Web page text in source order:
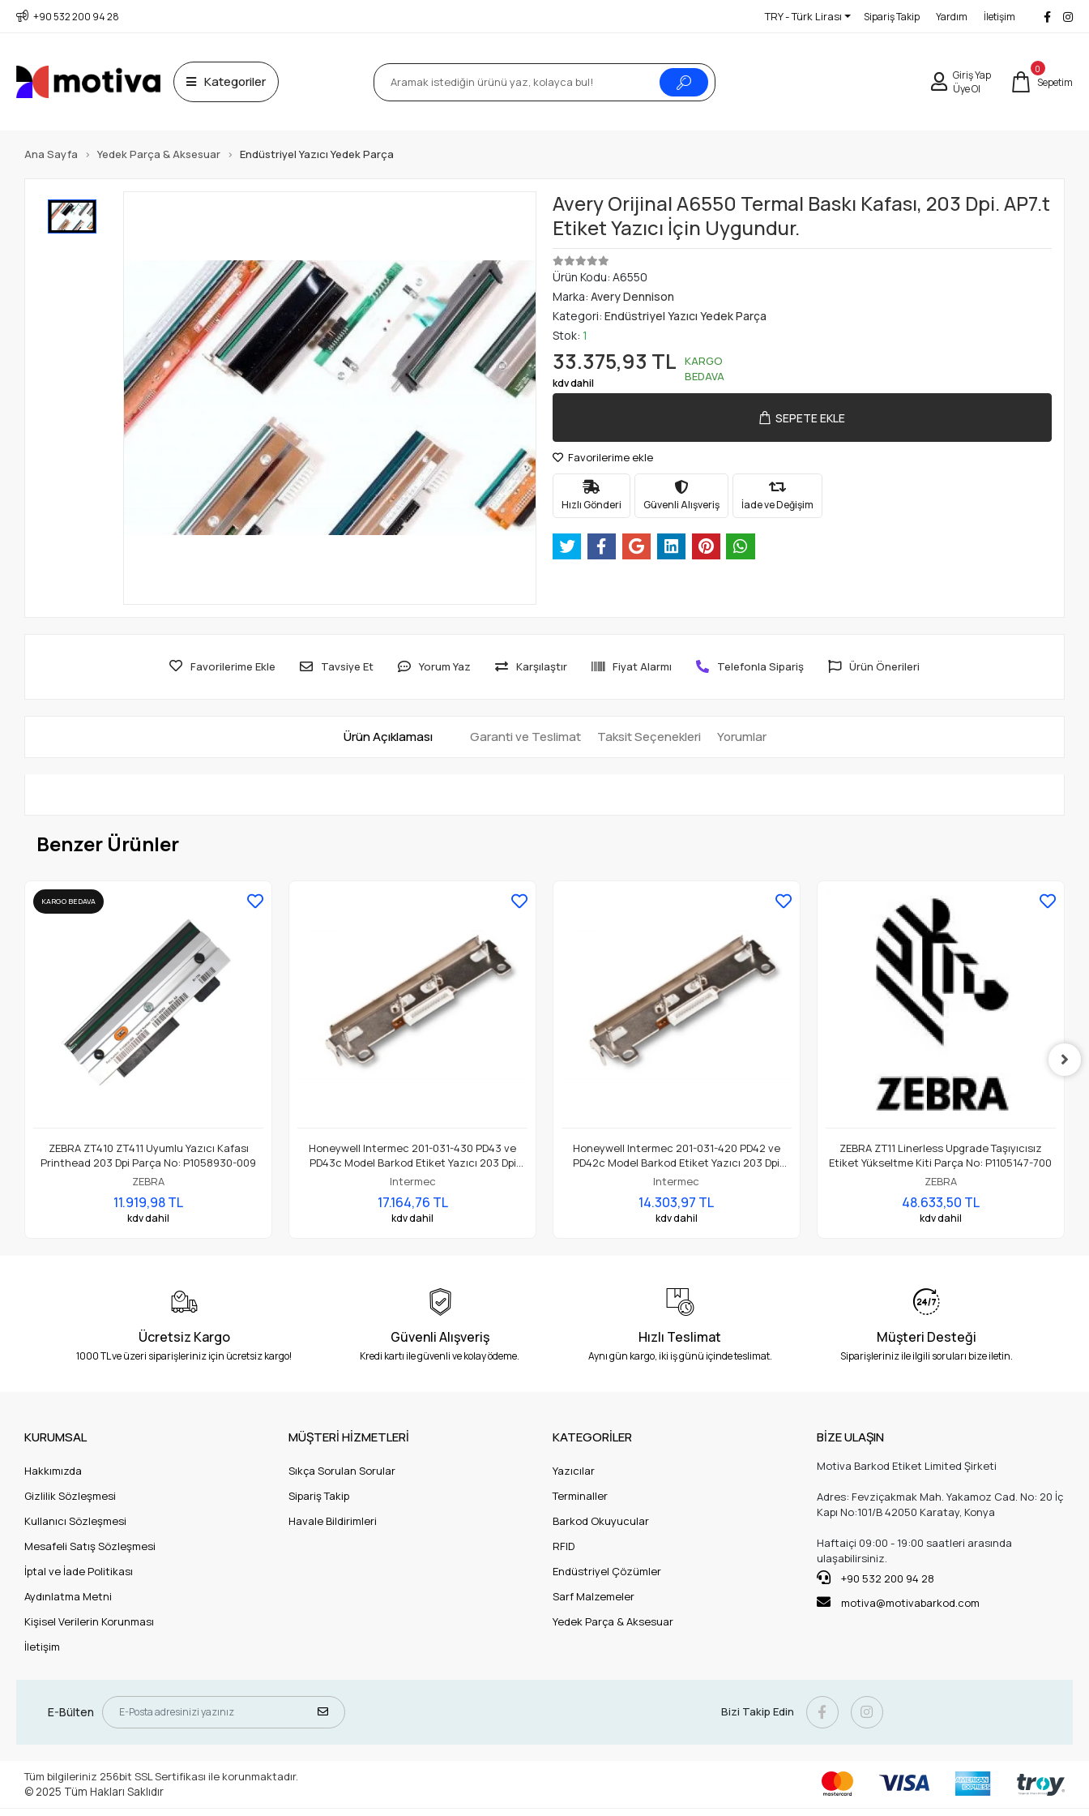
+90 532 200 94 28 TRY - Türk Lirası Sipariş Takip Yardım İletişim
Kategoriler
Giriş Yap
Üye Ol
0
Sepetim
Ana Sayfa Yedek Parça & Aksesuar Endüstriyel Yazıcı Yedek Parça
Avery Orijinal A6550 Termal Baskı Kafası, 203 Dpi. AP7.t
Etiket Yazıcı İçin Uygundur.
Ürün Kodu: A6550
Marka: Avery Dennison
Kategori: Endüstriyel Yazıcı Yedek Parça
Stok: 1
33.375,93 TL
kdv dahil
KARGO
BEDAVA
SEPETE EKLE
Favorilerime ekle
Hızlı Gönderi Güvenli Alışveriş İade ve Değişim
Favorilerime Ekle Tavsiye Et Yorum Yaz Karşılaştır Fiyat Alarmı Telefonla Sipariş Ürün Önerileri
Ürün Açıklaması Garanti ve Teslimat Taksit Seçenekleri Yorumlar
Benzer Ürünler
KARGO BEDAVA
ZEBRA ZT410 ZT411 Uyumlu Yazıcı Kafası
Printhead 203 Dpi Parça No: P1058930-009
ZEBRA
11.919,98 TL
kdv dahil
Honeywell Intermec 201-031-430 PD43 ve
PD43c Model Barkod Etiket Yazıcı 203 Dpi
Termal Baskı Kafası
Intermec
17.164,76 TL
kdv dahil
Honeywell Intermec 201-031-420 PD42 ve
PD42c Model Barkod Etiket Yazıcı 203 Dpi
Termal Baskı Kafası
Intermec
14.303,97 TL
kdv dahil
ZEBRA ZT11 Linerless Upgrade Taşıyıcısız
Etiket Yükseltme Kiti Parça No: P1105147-700
ZEBRA
48.633,50 TL
kdv dahil
Ücretsiz Kargo
1000 TL ve üzeri siparişleriniz için ücretsiz kargo!
Güvenli Alışveriş
Kredi kartı ile güvenli ve kolay ödeme.
Hızlı Teslimat
Aynı gün kargo, iki iş günü içinde teslimat.
Müşteri Desteği
Siparişleriniz ile ilgili soruları bize iletin.
KURUMSAL
Hakkımızda
Gizlilik Sözleşmesi
Kullanıcı Sözleşmesi
Mesafeli Satış Sözleşmesi
İptal ve İade Politikası
Aydınlatma Metni
Kişisel Verilerin Korunması
İletişim
MÜŞTERİ HİZMETLERİ
Sıkça Sorulan Sorular
Sipariş Takip
Havale Bildirimleri
KATEGORİLER
Yazıcılar
Terminaller
Barkod Okuyucular
RFID
Endüstriyel Çözümler
Sarf Malzemeler
Yedek Parça & Aksesuar
BİZE ULAŞIN
Motiva Barkod Etiket Limited Şirketi
Adres: Fevziçakmak Mah. Yakamoz Cad. No: 20 İç
Kapı No:101/B 42050 Karatay, Konya
Haftaiçi 09:00 - 19:00 saatleri arasında
ulaşabilirsiniz.
+90 532 200 94 28
motiva@motivabarkod.com
E-Bülten Bizi Takip Edin
Tüm bilgileriniz 256bit SSL Sertifikası ile korunmaktadır.
© 2025 Tüm Hakları Saklıdır